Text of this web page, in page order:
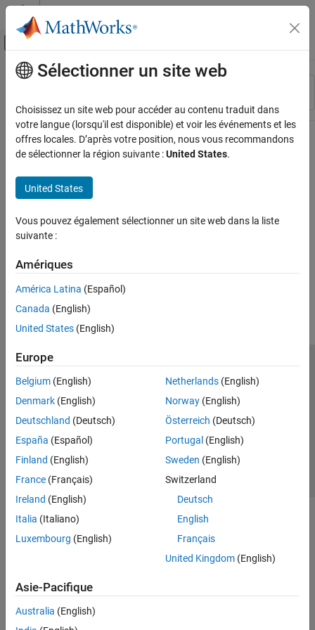
Passer au contenu
Activer/désactiver l'affichage du menu
Ressource
Contenu principal
Sélectionner un site web
Choisissez un site web pour accéder au contenu traduit dans
votre langue (lorsqu'il est disponible) et voir les événements et les
offres locales. D’après votre position, nous vous recommandons
de sélectionner la région suivante :United States.
United States
Vous pouvez également sélectionner un site web dans la liste
suivante :
Amériques
América Latina (Español)
Canada (English)
United States (English)
Europe
Belgium (English)
Denmark (English)
Deutschland (Deutsch)
España (Español)
Finland (English)
France (Français)
Ireland (English)
Italia (Italiano)
Luxembourg (English)
Netherlands(English)
Norway(English)
Österreich (Deutsch)
Portugal (English)
Sweden (English)
Switzerland
Deutsch
English
Français
United Kingdom(English)
Asie-Pacifique
Australia (English)
Lutte anti-piratage
Contacts locaux
© 1994-2026 The MathWorks, Inc.